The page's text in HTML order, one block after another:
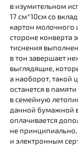
в изумительном
17 см*10см со
картон молочного
стороне конверта
тиснения
в тон завершает
выглядящие,
а наоборот, такой
останется в
в семейную
данной бумажной
оплачивается
не
и электронным